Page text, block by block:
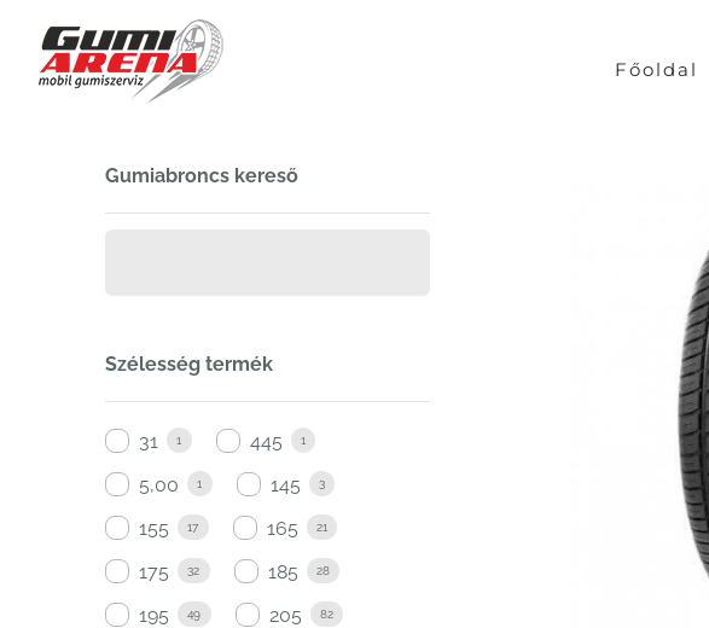
Főoldal
Gumiabroncs kereső
Szélesség termék
31 1 445 1
5,00 1 145 3
155 17 165 21
175 32 185 28
195 49 205 82